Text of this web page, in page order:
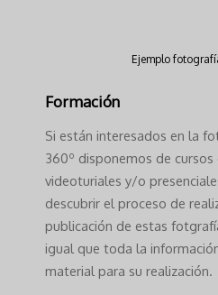
Ejemplo
Formación
Si están interesados en la
360º disponemos de
videoturiales y/o
descubrir el proceso de
publicación de estas
igual que toda la
material para su realización.